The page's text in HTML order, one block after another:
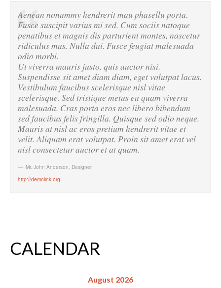
Aenean nonummy hendrerit mau phasellu porta.
Fusce suscipit varius mi sed. Cum sociis natoque
penatibus et magnis dis parturient montes, nascetur
ridiculus mus. Nulla dui. Fusce feugiat malesuada
odio morbi.
Ut viverra mauris justo, quis auctor nisi.
Suspendisse sit amet diam diam, eget volutpat lacus.
Vestibulum faucibus scelerisque nisl vitae
scelerisque. Sed tristique metus eu quam viverra
malesuada. Cras porta eros nec libero bibendum
sed faucibus felis fringilla. Quisque sed odio neque.
Mauris at nisl ac eros pretium hendrerit vitae et
velit. Aliquam erat volutpat. Proin sit amet erat vel
nisl consectetur auctor et at quam.
Mr. John Anderson, Designer
http://demolink.org
CALENDAR
August 2026